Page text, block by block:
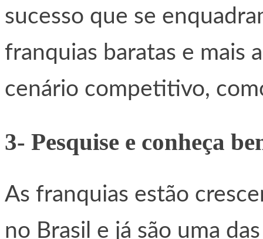
sucesso que se
franquias baratas e mais
cenário competitivo,
3- Pesquise e conheça
As franquias estão
no Brasil e já são uma